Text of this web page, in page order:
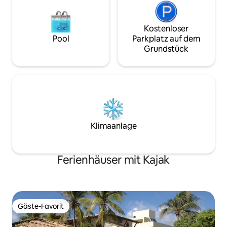
Pool
Kostenloser
Parkplatz auf dem
Grundstück
Klimaanlage
Ferienhäuser mit Kajak
Gäste-Favorit
Gäste-Favorit